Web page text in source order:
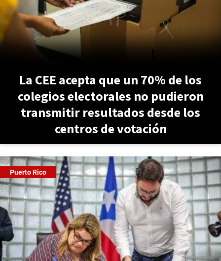
La CEE acepta que un 70% de los
colegios electorales no pudieron
transmitir resultados desde los
centros de votación
Puerto Rico